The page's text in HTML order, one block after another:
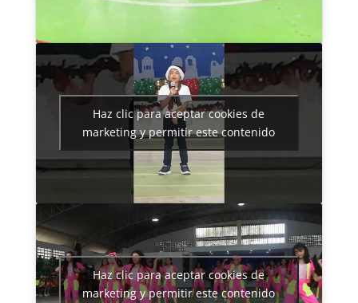
Haz clic para aceptar cookies de
marketing y permitir este contenido
Haz clic para aceptar cookies de
marketing y permitir este contenido